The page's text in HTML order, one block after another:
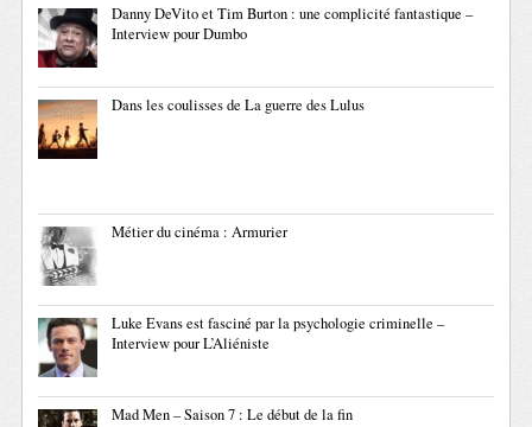
Danny DeVito et Tim Burton : une complicité fantastique –
Interview pour Dumbo
Dans les coulisses de La guerre des Lulus
Métier du cinéma : Armurier
Luke Evans est fasciné par la psychologie criminelle –
Interview pour L’Aliéniste
Mad Men – Saison 7 : Le début de la fin